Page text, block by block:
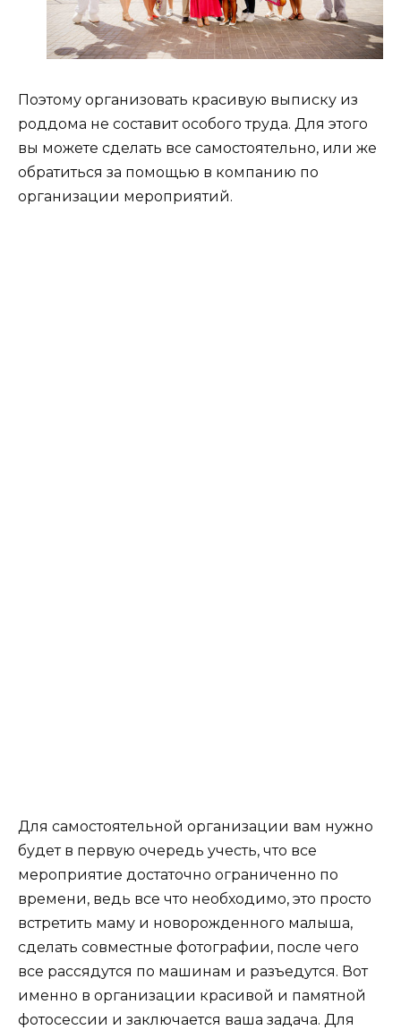
Поэтому организовать красивую выписку из
роддома не составит особого труда. Для этого
вы можете сделать все самостоятельно, или же
обратиться за помощью в компанию по
организации мероприятий.
Для самостоятельной организации вам нужно
будет в первую очередь учесть, что все
мероприятие достаточно ограниченно по
времени, ведь все что необходимо, это просто
встретить маму и новорожденного малыша,
сделать совместные фотографии, после чего
все рассядутся по машинам и разъедутся. Вот
именно в организации красивой и памятной
фотосессии и заключается ваша задача. Для